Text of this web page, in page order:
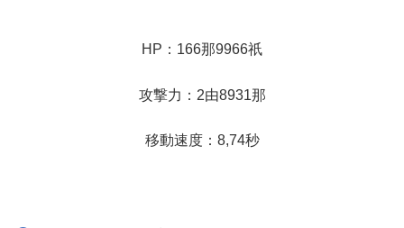
HP：166那9966祇
攻撃力：2由8931那
移動速度：8,74秒